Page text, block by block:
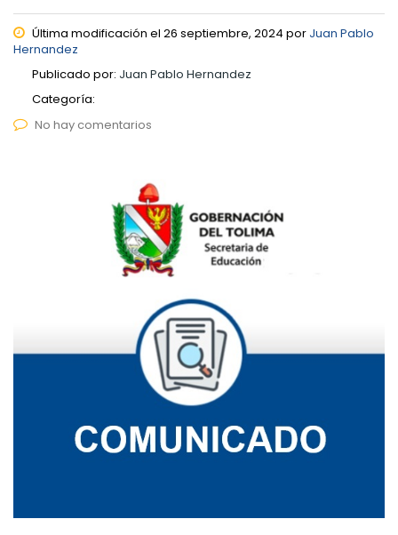
Última modificación el 26 septiembre, 2024 por Juan Pablo
Hernandez
Publicado por: Juan Pablo Hernandez
Categoría:
No hay comentarios